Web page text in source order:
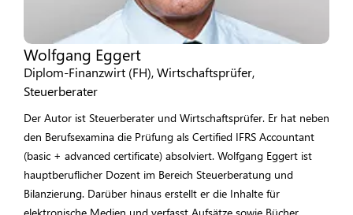
Wolfgang Eggert
Diplom-Finanzwirt (FH), Wirtschaftsprüfer,
Steuerberater
Der Autor ist Steuerberater und Wirtschaftsprüfer. Er hat neben
den Berufsexamina die Prüfung als Certified IFRS Accountant
(basic + advanced certificate) absolviert. Wolfgang Eggert ist
hauptberuflicher Dozent im Bereich Steuerberatung und
Bilanzierung. Darüber hinaus erstellt er die Inhalte für